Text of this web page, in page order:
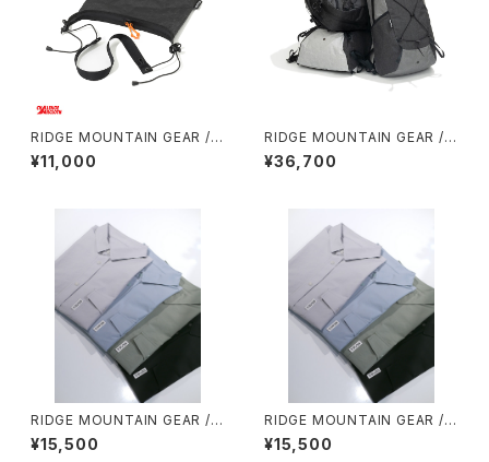
RIDGE MOUNTAIN GEAR / S
ACOCHE
¥11,000
RIDGE MOUNTAIN GEAR /
ONE MILE TRIM
¥36,700
RIDGE MOUNTAIN GEAR / B
ASIC SHORT SLEEVE SHIR
T（MEN）
¥15,500
RIDGE MOUNTAIN GEAR / B
ASIC SHORT SLEEVE SHIR
T（WOMEN）
¥15,500